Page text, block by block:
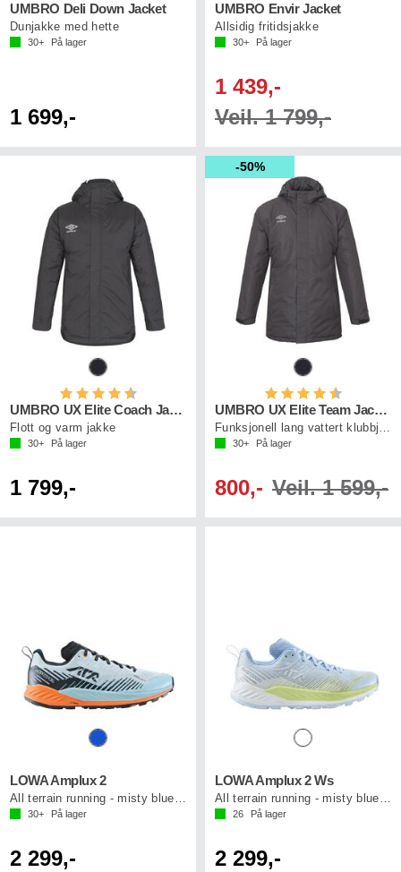
UMBRO Deli Down Jacket
Dunjakke med hette
30+ På lager
1 699,-
UMBRO Envir Jacket
Allsidig fritidsjakke
30+ På lager
1 439,-
Veil. 1 799,-
Karakter:
UMBRO UX Elite Coach Jacket
Flott og varm jakke
30+ På lager
1 799,-
50%
Karakter:
UMBRO UX Elite Team Jacket
Funksjonell lang vattert klubbjakke
30+ På lager
800,- Veil. 1 599,-
LOWA Amplux 2
All terrain running - misty blue/orange
30+ På lager
2 299,-
LOWA Amplux 2 Ws
All terrain running - misty blue/mint
26 På lager
2 299,-